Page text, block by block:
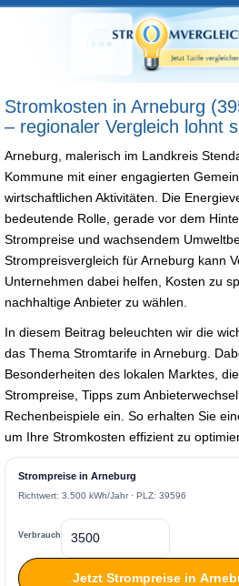
Stromkosten in Arneburg
– regionaler Vergleich lohnt
Arneburg, malerisch im Landkreis
Kommune mit einer engagierten
wirtschaftlichen Aktivitäten. Die
bedeutende Rolle, gerade vor dem
Strompreise und wachsendem
Strompreisvergleich für Arneburg kann
Unternehmen dabei helfen, Kosten zu
nachhaltige Anbieter zu wählen.
In diesem Beitrag beleuchten wir die
das Thema Stromtarife in Arneburg.
Besonderheiten des lokalen Marktes,
Strompreise, Tipps zum
Rechenbeispiele ein. So erhalten Sie
um Ihre Stromkosten effizient zu
Strompreise in Arneburg
Richtwert: 3.500 kWh/Jahr · PLZ: 39596
Verbrauch
Jetzt Strompreise in